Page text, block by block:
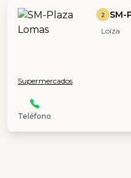
2 SM-
Loíza
Supermercados
Teléfono